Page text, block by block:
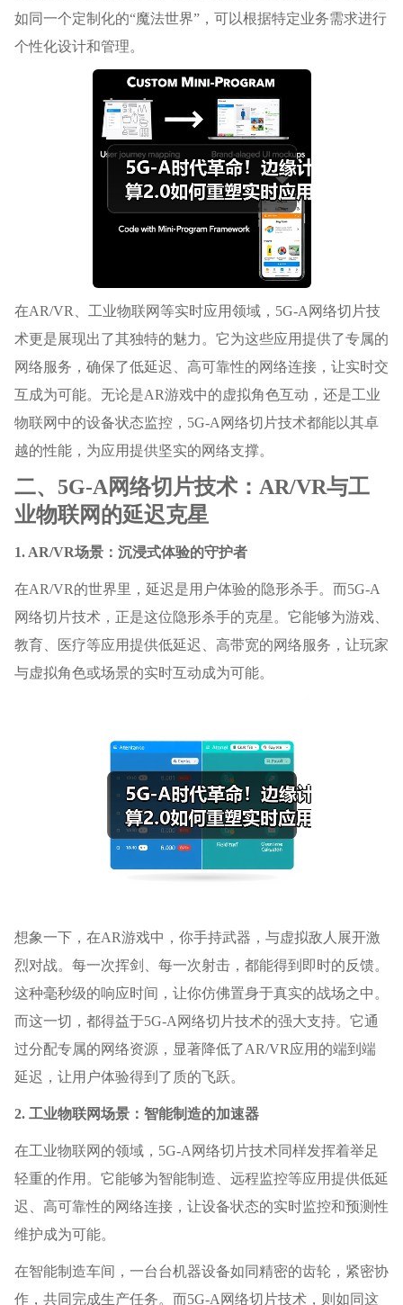
如同一个定制化的“魔法世界”，可以根据特定业务需求进行
个性化设计和管理。
在AR/VR、工业物联网等实时应用领域，5G-A网络切片技
术更是展现出了其独特的魅力。它为这些应用提供了专属的
网络服务，确保了低延迟、高可靠性的网络连接，让实时交
互成为可能。无论是AR游戏中的虚拟角色互动，还是工业
物联网中的设备状态监控，5G-A网络切片技术都能以其卓
越的性能，为应用提供坚实的网络支撑。
二、5G-A网络切片技术：AR/VR与工
业物联网的延迟克星
1. AR/VR场景：沉浸式体验的守护者
在AR/VR的世界里，延迟是用户体验的隐形杀手。而5G-A
网络切片技术，正是这位隐形杀手的克星。它能够为游戏、
教育、医疗等应用提供低延迟、高带宽的网络服务，让玩家
与虚拟角色或场景的实时互动成为可能。
想象一下，在AR游戏中，你手持武器，与虚拟敌人展开激
烈对战。每一次挥剑、每一次射击，都能得到即时的反馈。
这种毫秒级的响应时间，让你仿佛置身于真实的战场之中。
而这一切，都得益于5G-A网络切片技术的强大支持。它通
过分配专属的网络资源，显著降低了AR/VR应用的端到端
延迟，让用户体验得到了质的飞跃。
2. 工业物联网场景：智能制造的加速器
在工业物联网的领域，5G-A网络切片技术同样发挥着举足
轻重的作用。它能够为智能制造、远程监控等应用提供低延
迟、高可靠性的网络连接，让设备状态的实时监控和预测性
维护成为可能。
在智能制造车间，一台台机器设备如同精密的齿轮，紧密协
作，共同完成生产任务。而5G-A网络切片技术，则如同这